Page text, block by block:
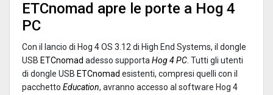
ETCnomad apre le porte a Hog 4
PC
Con il lancio di Hog 4 OS 3.12 di High End Systems, il dongle
USB ETCnomad adesso supporta Hog 4 PC . Tutti gli utenti
di dongle USB ETCnomad esistenti, compresi quelli con il
pacchetto Education, avranno accesso al software Hog 4